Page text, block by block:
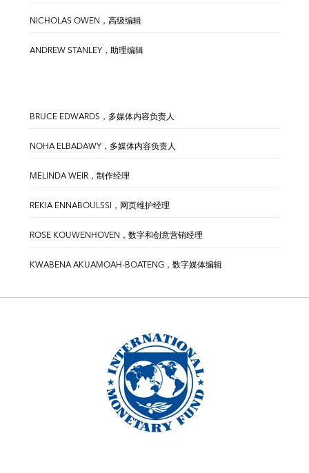
NICHOLAS OWEN，高级编辑
ANDREW STANLEY，助理编辑
BRUCE EDWARDS，多媒体内容负责人
NOHA ELBADAWY，多媒体内容负责人
MELINDA WEIR，制作经理
REKIA ENNABOULSSI，网页维护经理
ROSE KOUWENHOVEN，数字和创意营销经理
KWABENA AKUAMOAH-BOATENG，数字媒体编辑